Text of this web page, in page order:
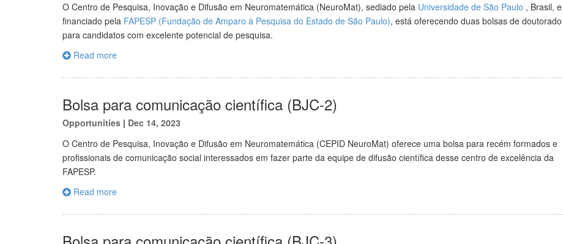
O Centro de Pesquisa, Inovação e Difusão em Neuromatemática (NeuroMat), sediado pela Universidade de São Paulo , Brasil, e
financiado pela FAPESP (Fundação de Amparo à Pesquisa do Estado de São Paulo), está oferecendo duas bolsas de doutorado
para candidatos com excelente potencial de pesquisa.
Read more
Bolsa para comunicação científica (BJC-2)
Opportunities | Dec 14, 2023
O Centro de Pesquisa, Inovação e Difusão em Neuromatemática (CEPID NeuroMat) oferece uma bolsa para recém formados e
profissionais de comunicação social interessados em fazer parte da equipe de difusão científica desse centro de excelência da
FAPESP.
Read more